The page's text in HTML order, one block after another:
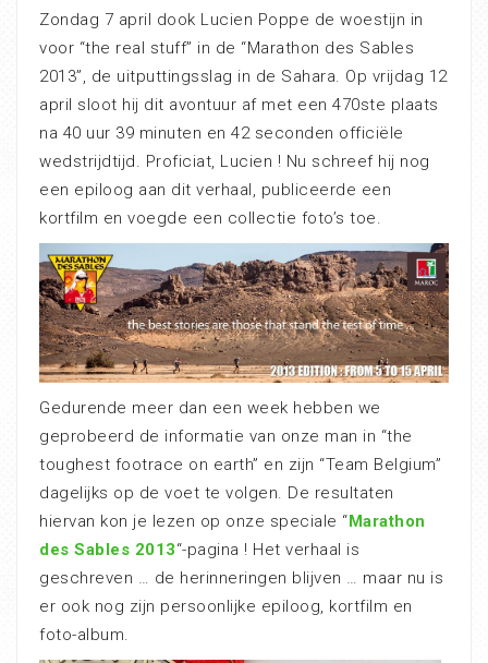
Zondag 7 april dook Lucien Poppe de woestijn in
voor “the real stuff” in de “Marathon des Sables
2013”, de uitputtingsslag in de Sahara. Op vrijdag 12
april sloot hij dit avontuur af met een 470ste plaats
na 40 uur 39 minuten en 42 seconden officiële
wedstrijdtijd. Proficiat, Lucien ! Nu schreef hij nog
een epiloog aan dit verhaal, publiceerde een
kortfilm en voegde een collectie foto’s toe.
Gedurende meer dan een week hebben we
geprobeerd de informatie van onze man in “the
toughest footrace on earth” en zijn “Team Belgium”
dagelijks op de voet te volgen. De resultaten
hiervan kon je lezen op onze speciale “ Marathon
des Sables 2013“-pagina ! Het verhaal is
geschreven … de herinneringen blijven … maar nu is
er ook nog zijn persoonlijke epiloog, kortfilm en
foto-album.